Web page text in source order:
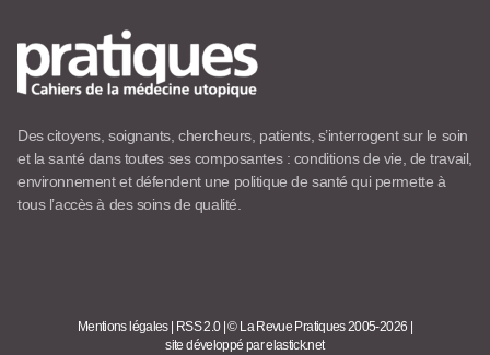
Des citoyens, soignants, chercheurs, patients, s’interrogent sur le soin
et la santé dans toutes ses composantes : conditions de vie, de travail,
environnement et défendent une politique de santé qui permette à
tous l’accès à des soins de qualité.
Mentions légales RSS 2.0 |© La Revue Pratiques 2005-2026
site développé par elastick.net